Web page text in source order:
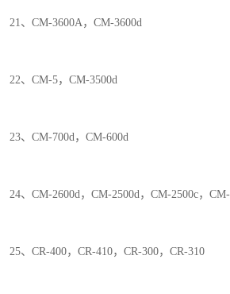
21、CM-3600A，CM-3600d
22、CM-5，CM-3500d
23、CM-700d，CM-600d
24、CM-2600d，CM-2500d，CM-2500c，
25、CR-400，CR-410，CR-300，CR-310